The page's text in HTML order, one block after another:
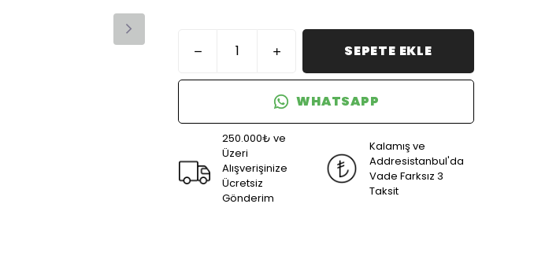
SEPETE EKLE
WHATSAPP
250.000₺ ve
Üzeri
Alışverişinize
Ücretsiz
Gönderim
Kalamış ve
Addresistanbul'da
Vade Farksız 3
Taksit